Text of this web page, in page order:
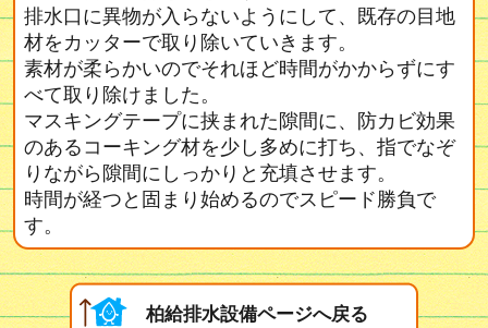
排水口に異物が入らないようにして、既存の目地
材をカッターで取り除いていきます。
素材が柔らかいのでそれほど時間がかからずにす
べて取り除けました。
マスキングテープに挟まれた隙間に、防カビ効果
のあるコーキング材を少し多めに打ち、指でなぞ
りながら隙間にしっかりと充填させます。
時間が経つと固まり始めるのでスピード勝負で
す。
柏給排水設備ページへ戻る